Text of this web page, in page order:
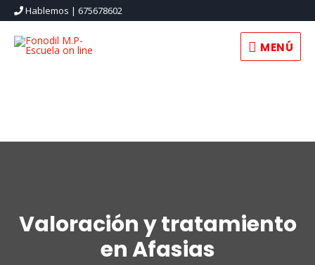
Hablemos | 675678602
MENÚ
MENÚ
Valoración y tratamiento
en Afasias